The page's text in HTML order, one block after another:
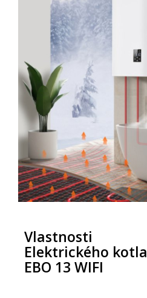
Vlastnosti
Elektrického kotla
EBO 13 WIFI